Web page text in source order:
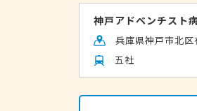
神戸アドベンチスト
兵庫県神戸市北
五社